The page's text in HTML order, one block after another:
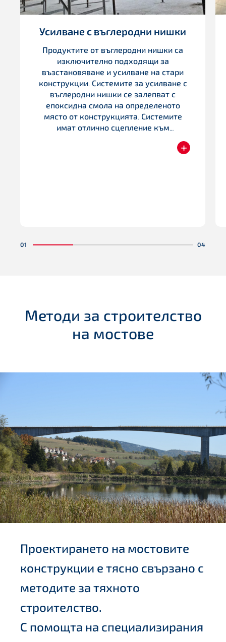
Усилване с въглеродни нишки
Продуктите от въглеродни нишки са
изключително подходящи за
възстановяване и усилване на стари
конструкции. Системите за усилване с
въглеродни нишки се залепват с
епоксидна смола на определеното
място от конструкцията. Системите
имат отлично сцепление към
стоманобетон, стомана, зидария илиПрочетете
+
Методи за строителство
на мостове
Проектирането на мостовите
конструкции е тясно свързано с
методите за тяхното
строителство.
С помощта на специализирания